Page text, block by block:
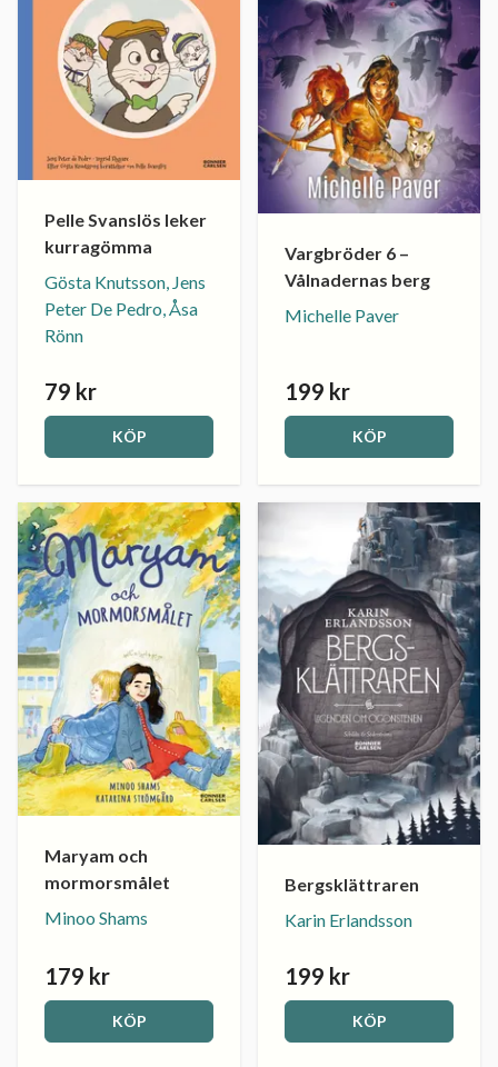
Pelle Svanslös leker
kurragömma
Gösta Knutsson, Jens
Peter De Pedro, Åsa
Rönn
79 kr
KÖP
Vargbröder 6 –
Vålnadernas berg
Michelle Paver
199 kr
KÖP
Maryam och
mormorsmålet
Minoo Shams
179 kr
KÖP
Bergsklättraren
Karin Erlandsson
199 kr
KÖP